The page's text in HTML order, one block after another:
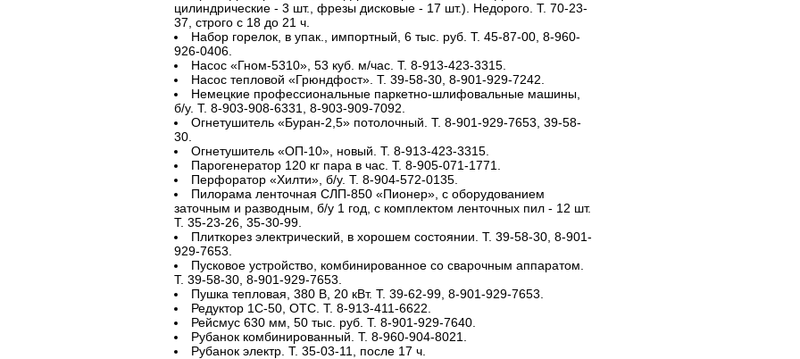
цилиндрические - 3 шт., фрезы дисковые - 17 шт.). Недорого. Т. 70-23-
37, строго с 18 до 21 ч.
Набор горелок, в упак., импортный, 6 тыс. руб. Т. 45-87-00, 8-960-
926-0406.
Насос «Гном-5310», 53 куб. м/час. Т. 8-913-423-3315.
Насос тепловой «Грюндфост». Т. 39-58-30, 8-901-929-7242.
Немецкие профессиональные паркетно-шлифовальные машины,
б/у. Т. 8-903-908-6331, 8-903-909-7092.
Огнетушитель «Буран-2,5» потолочный. Т. 8-901-929-7653, 39-58-
30.
Огнетушитель «ОП-10», новый. Т. 8-913-423-3315.
Парогенератор 120 кг пара в час. Т. 8-905-071-1771.
Перфоратор «Хилти», б/у. Т. 8-904-572-0135.
Пилорама ленточная СЛП-850 «Пионер», с оборудованием
заточным и разводным, б/у 1 год, с комплектом ленточных пил - 12 шт.
Т. 35-23-26, 35-30-99.
Плиткорез электрический, в хорошем состоянии. Т. 39-58-30, 8-901-
929-7653.
Пусковое устройство, комбинированное со сварочным аппаратом.
Т. 39-58-30, 8-901-929-7653.
Пушка тепловая, 380 В, 20 кВт. Т. 39-62-99, 8-901-929-7653.
Редуктор 1С-50, ОТС. Т. 8-913-411-6622.
Рейсмус 630 мм, 50 тыс. руб. Т. 8-901-929-7640.
Рубанок комбинированный. Т. 8-960-904-8021.
Рубанок электр. Т. 35-03-11, после 17 ч.